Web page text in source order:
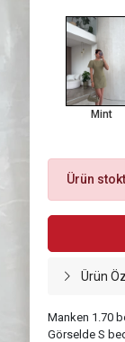
Mint
Ürün
Ürün
Manken 1.70
Görselde S